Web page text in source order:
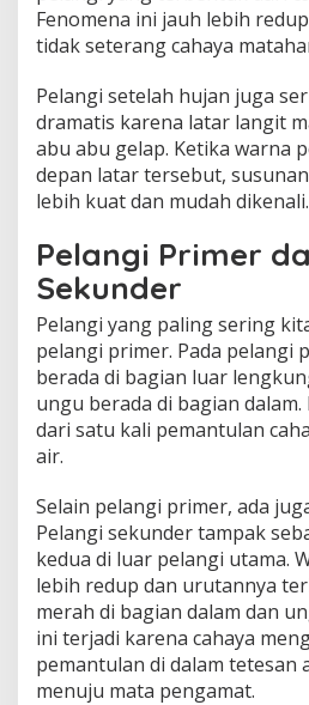
Fenomena ini jauh lebih
tidak seterang cahaya
Pelangi setelah hujan juga
dramatis karena latar langit
abu abu gelap. Ketika warna
depan latar tersebut,
lebih kuat dan mudah dikenali.
Pelangi Primer
Sekunder
Pelangi yang paling sering
pelangi primer. Pada pelangi
berada di bagian luar
ungu berada di bagian
dari satu kali pemantulan
air.
Selain pelangi primer, ada
Pelangi sekunder tampak
kedua di luar pelangi utama.
lebih redup dan urutannya
merah di bagian dalam dan
ini terjadi karena cahaya
pemantulan di dalam tetesan
menuju mata pengamat.